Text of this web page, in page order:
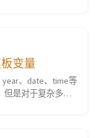
码： ${tags}是生
变量
、date、time等
但是对于复杂多边